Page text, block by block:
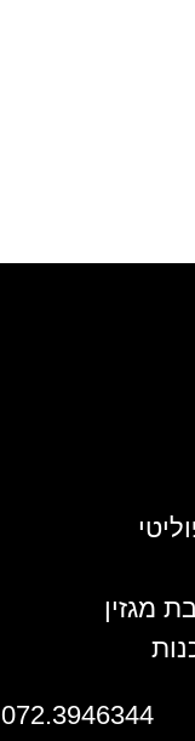
מגזין
072.3946344